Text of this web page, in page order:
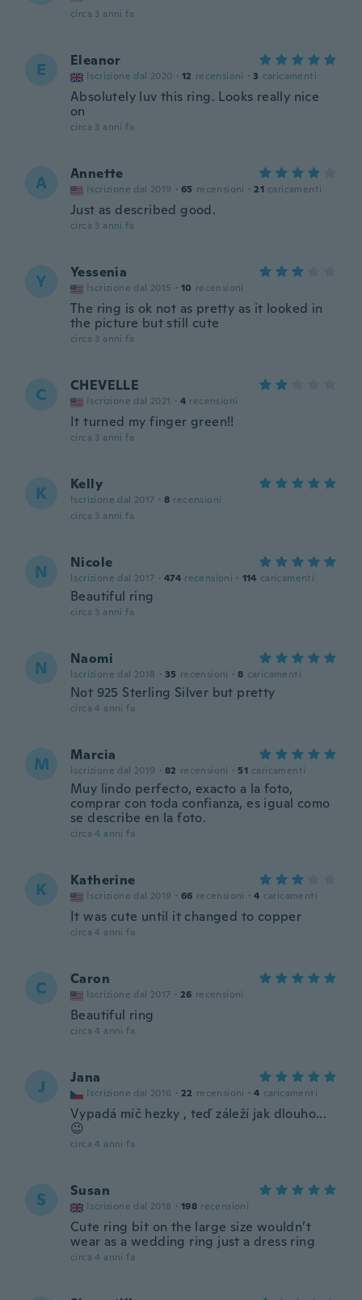
circa 3 anni fa
E Eleanor
Iscrizione dal 2020 · 12 recensioni · 3 caricamenti
Absolutely luv this ring. Looks really nice
on
circa 3 anni fa
A Annette
Iscrizione dal 2019 · 65 recensioni · 21 caricamenti
Just as described good.
circa 3 anni fa
Y Yessenia
Iscrizione dal 2015 · 10 recensioni
The ring is ok not as pretty as it looked in
the picture but still cute
circa 3 anni fa
C CHEVELLE
Iscrizione dal 2021 · 4 recensioni
It turned my finger green!!
circa 3 anni fa
K Kelly
Iscrizione dal 2017 · 8 recensioni
circa 3 anni fa
N Nicole
Iscrizione dal 2017 · 474 recensioni · 114 caricamenti
Beautiful ring
circa 3 anni fa
N Naomi
Iscrizione dal 2018 · 35 recensioni · 8 caricamenti
Not 925 Sterling Silver but pretty
circa 4 anni fa
M Marcia
Iscrizione dal 2019 · 82 recensioni · 51 caricamenti
Muy lindo perfecto, exacto a la foto,
comprar con toda confianza, es igual como
se describe en la foto.
circa 4 anni fa
K Katherine
Iscrizione dal 2019 · 66 recensioni · 4 caricamenti
It was cute until it changed to copper
circa 4 anni fa
C Caron
Iscrizione dal 2017 · 26 recensioni
Beautiful ring
circa 4 anni fa
J Jana
Iscrizione dal 2016 · 22 recensioni · 4 caricamenti
Vypadá míč hezky , teď záleží jak dlouho...
😉
circa 4 anni fa
S Susan
Iscrizione dal 2018 · 198 recensioni
Cute ring bit on the large size wouldn’t
wear as a wedding ring just a dress ring
circa 4 anni fa